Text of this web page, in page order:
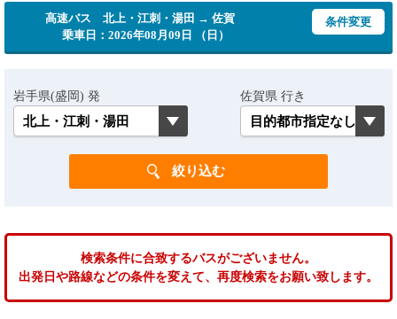
高速バス 北上・江刺・湯田 → 佐賀
乗車日：2026年08月09日 （日）
条件変更
岩手県(盛岡) 発 佐賀県 行き
検索条件に合致するバスがございません。
出発日や路線などの条件を変えて、再度検索をお願い致します。